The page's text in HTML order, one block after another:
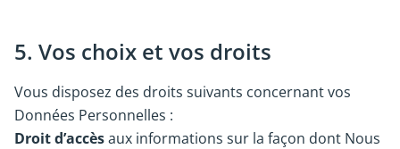
5. Vos choix et vos droits
Vous disposez des droits suivants concernant vos
Données Personnelles :
Droit d’accèsaux informations sur la façon dont Nous